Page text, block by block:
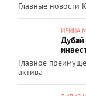
Главные новости
ИРИНА
Дубай
Главное
актива